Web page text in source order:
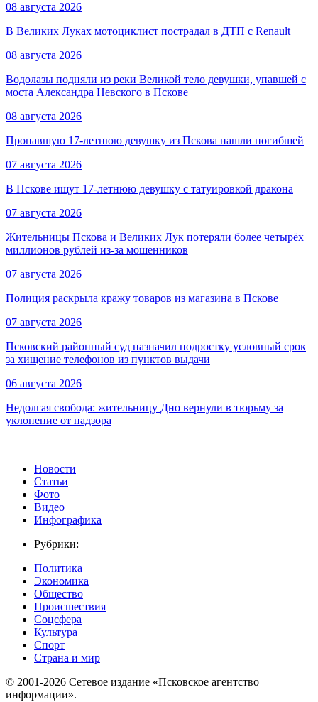
08 августа 2026
В Великих Луках мотоциклист пострадал в ДТП с Renault
08 августа 2026
Водолазы подняли из реки Великой тело девушки, упавшей с
моста Александра Невского в Пскове
08 августа 2026
Пропавшую 17-летнюю девушку из Пскова нашли погибшей
07 августа 2026
В Пскове ищут 17‑летнюю девушку с татуировкой дракона
07 августа 2026
Жительницы Пскова и Великих Лук потеряли более четырёх
миллионов рублей из-за мошенников
07 августа 2026
Полиция раскрыла кражу товаров из магазина в Пскове
07 августа 2026
Псковский районный суд назначил подростку условный срок
за хищение телефонов из пунктов выдачи
06 августа 2026
Недолгая свобода: жительницу Дно вернули в тюрьму за
уклонение от надзора
Новости
Статьи
Фото
Видео
Инфографика
Рубрики:
Политика
Экономика
Общество
Происшествия
Соцсфера
Культура
Спорт
Страна и мир
© 2001-2026 Сетевое издание «Псковское агентство
информации».